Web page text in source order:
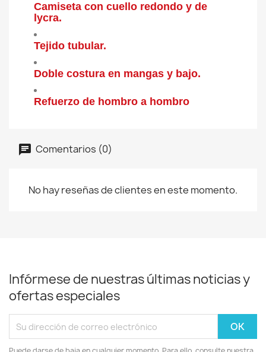
Camiseta con cuello redondo y de
lycra.
Tejido tubular.
Doble costura en mangas y bajo.
Refuerzo de hombro a hombro
Comentarios (0)
No hay reseñas de clientes en este momento.
Infórmese de nuestras últimas noticias y
ofertas especiales